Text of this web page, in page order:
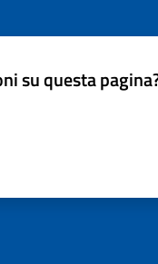
su questa